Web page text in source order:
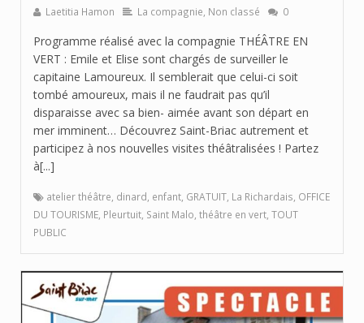
Laetitia Hamon La compagnie Non classé 0
Programme réalisé avec la compagnie THÉÂTRE EN
VERT : Emile et Elise sont chargés de surveiller le
capitaine Lamoureux. Il semblerait que celui-ci soit
tombé amoureux, mais il ne faudrait pas qu’il
disparaisse avec sa bien- aimée avant son départ en
mer imminent… Découvrez Saint-Briac autrement et
participez à nos nouvelles visites théâtralisées ! Partez
à[...]
atelier théâtre dinard enfant GRATUIT La Richardais OFFICE
DU TOURISME Pleurtuit Saint Malo théâtre en vert TOUT
PUBLIC